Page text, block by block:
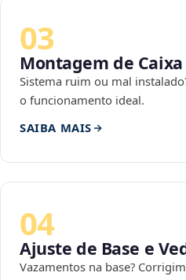
03
Montagem de
Sistema ruim ou mal
o funcionamento ideal.
SAIBA MAIS
04
Ajuste de Base e
Vazamentos na base?